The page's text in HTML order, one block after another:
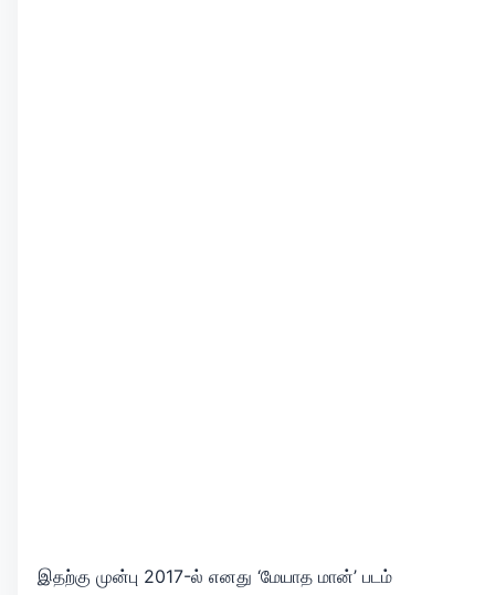
இதற்கு முன்பு 2017-ல் எனது ‘மேயாத மான்’ படம்